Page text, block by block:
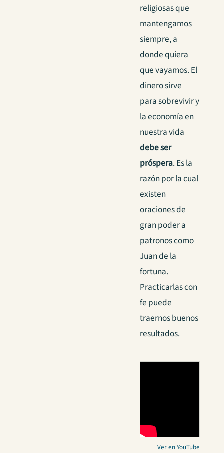
religiosas que
mantengamos
siempre, a
donde quiera
que vayamos. El
dinero sirve
para sobrevivir y
la economía en
nuestra vida
debe ser
próspera. Es la
razón por la cual
existen
oraciones de
gran poder a
patronos como
Juan de la
fortuna.
Practicarlas con
fe puede
traernos buenos
resultados.
Ver en YouTube